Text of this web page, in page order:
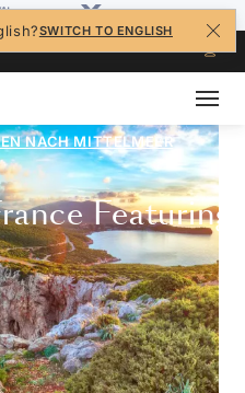
SWITCH TO ENGLISH
NACH MITTELMEER
Featuring